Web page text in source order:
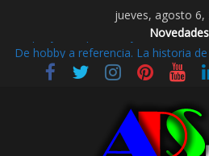
jueves, agosto 6,
De hobby a referencia. La historia
impacto en el mundo digital
Radio Taxi en Aljarafe y las Redes
Maximiza la Visibilidad de tu Clínica